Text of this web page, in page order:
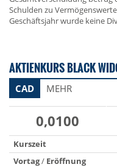
Schulden zu
Geschäftsjahr wurde keine
AKTIENKURS BLACK
CAD MEHR
0,0100
Kurszeit
Vortag/ Eröffnung